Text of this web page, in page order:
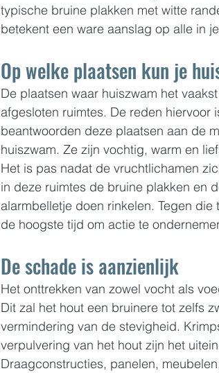
typische bruine plakken met witte
betekent een ware aanslag op alle in
Op welke plaatsen kun je
De plaatsen waar huiszwam het
afgesloten ruimtes. De reden hiervoor
beantwoorden deze plaatsen aan de
huiszwam. Ze zijn vochtig, warm en
Het is pas nadat de vruchtlichamen
in deze ruimtes de bruine plakken en
alarmbelletje doen rinkelen. Tegen
de hoogste tijd om actie te
De schade is aanzienlijk
Het onttrekken van zowel vocht als
Dit zal het hout een bruinere tot zelfs
vermindering van de stevigheid.
verpulvering van het hout zijn het
Draagconstructies, panelen,